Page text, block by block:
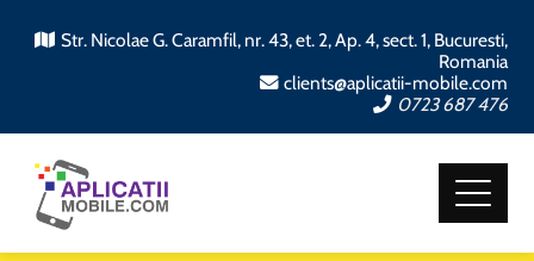
Str. Nicolae G. Caramfil, nr. 43, et. 2, Ap. 4, sect. 1, Bucuresti,
Romania
clients@aplicatii-mobile.com
0723 687 476